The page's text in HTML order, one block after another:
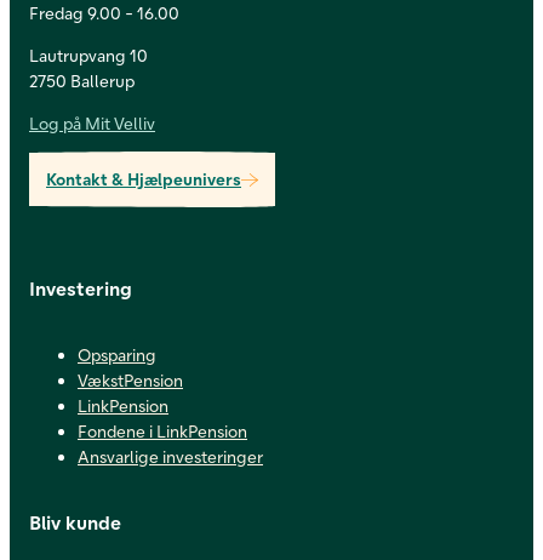
Fredag 9.00 - 16.00
Lautrupvang 10
2750 Ballerup
Log på Mit Velliv
Kontakt & Hjælpeunivers
Investering
Opsparing
VækstPension
LinkPension
Fondene i LinkPension
Ansvarlige investeringer
Bliv kunde